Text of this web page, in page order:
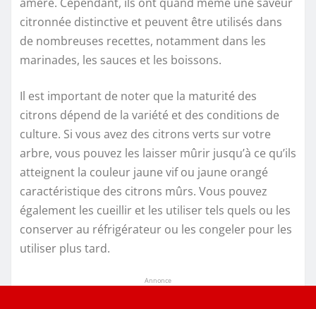
citronnée distinctive et peuvent être utilisés dans
de nombreuses recettes, notamment dans les
marinades, les sauces et les boissons.
Il est important de noter que la maturité des
citrons dépend de la variété et des conditions de
culture. Si vous avez des citrons verts sur votre
arbre, vous pouvez les laisser mûrir jusqu’à ce qu’ils
atteignent la couleur jaune vif ou jaune orangé
caractéristique des citrons mûrs. Vous pouvez
également les cueillir et les utiliser tels quels ou les
conserver au réfrigérateur ou les congeler pour les
utiliser plus tard.
Annonce